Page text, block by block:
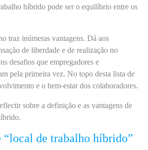
híbrido pode ser o equilíbrio entre os
traz inúmeras vantagens. Dá aos
de liberdade e de realização no
desafios que empregadores e
pela primeira vez. No topo desta lista de
e o bem-estar dos colaboradores.
sobre a definição e as vantagens de
de trabalho híbrido”